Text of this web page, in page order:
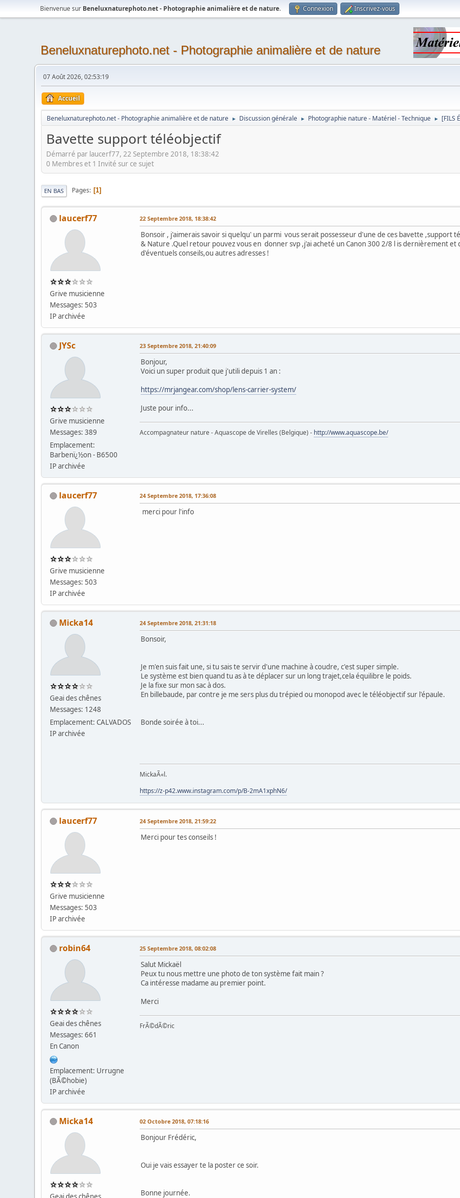
Bienvenue sur Beneluxnaturephoto.net - Photographie animalière et de nature. Connexion Inscrivez-vous
Beneluxnaturephoto.net - Photographie animalière et de nature
07 Août 2026, 02:53:19
Accueil
Beneluxnaturephoto.net - Photographie animalière et de nature ► Discussion générale ► Photographie nature - Matériel - Technique ► [FILS
Bavette support téléobjectif
Démarré par laucerf77, 22 Septembre 2018, 18:38:42
0 Membres et 1 Invité sur ce sujet
EN BAS Pages 1
laucerf77
Grive musicienne
Messages: 503
IP archivée
22 Septembre 2018, 18:38:42
Bonsoir , j'aimerais savoir si quelqu' un parmi vous serait possesseur d'une de ces bavette ,support
& Nature .Quel retour pouvez vous en donner svp ,j'ai acheté un Canon 300 2/8 l is dernièrement
d'éventuels conseils,ou autres adresses !
JYSc
Grive musicienne
Messages: 389
Emplacement:
Barbenï¿½on - B6500
IP archivée
23 Septembre 2018, 21:40:09
Bonjour,
Voici un super produit que j'utili depuis 1 an :
https://mrjangear.com/shop/lens-carrier-system/
Juste pour info...
Accompagnateur nature - Aquascope de Virelles (Belgique) - http://www.aquascope.be/
laucerf77
Grive musicienne
Messages: 503
IP archivée
24 Septembre 2018, 17:36:08
merci pour l'info
Micka14
Geai des chênes
Messages: 1248
Emplacement: CALVADOS
IP archivée
24 Septembre 2018, 21:31:18
Bonsoir,
Je m'en suis fait une, si tu sais te servir d'une machine à coudre, c'est super simple.
Le système est bien quand tu as à te déplacer sur un long trajet,cela équilibre le poids.
Je la fixe sur mon sac à dos.
En billebaude, par contre je me sers plus du trépied ou monopod avec le téléobjectif sur l'épaule.
Bonde soirée à toi...
MickaÃ«l.
https://z-p42.www.instagram.com/p/B-2mA1xphN6/
laucerf77
Grive musicienne
Messages: 503
IP archivée
24 Septembre 2018, 21:59:22
Merci pour tes conseils !
robin64
Geai des chênes
Messages: 661
En Canon
Emplacement: Urrugne
(BÃ©hobie)
IP archivée
25 Septembre 2018, 08:02:08
Salut Mickaël
Peux tu nous mettre une photo de ton système fait main ?
Ca intéresse madame au premier point.
Merci
FrÃ©dÃ©ric
Micka14 02 Octobre 2018, 07:18:16
Bonjour Frédéric,
Oui je vais essayer te la poster ce soir.
Bonne journée.